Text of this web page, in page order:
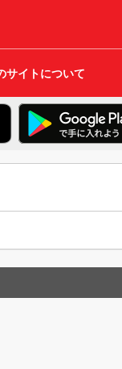
サイトについて